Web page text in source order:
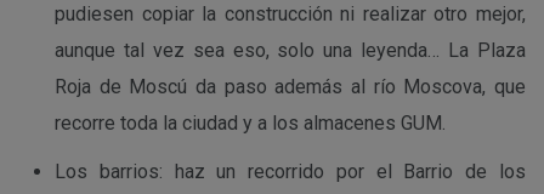
pudiesen copiar la construcción ni realizar otro mejor,
aunque tal vez sea eso, solo una leyenda… La Plaza
Roja de Moscú da paso además al río Moscova, que
recorre toda la ciudad y a los almacenes GUM.
Los barrios: haz un recorrido por el Barrio de los